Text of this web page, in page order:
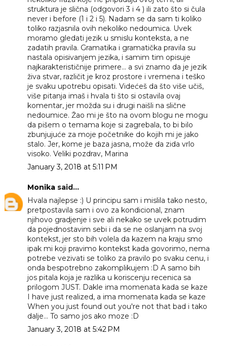
struktura je slična (odgovori 3 i 4 ) ili zato što si čula
never i before (1 i 2 i 5). Nadam se da sam ti koliko
toliko razjasnila ovih nekoliko nedoumica. Uvek
moramo gledati jezik u smislu konteksta, a ne
zadatih pravila. Gramatika i gramatička pravila su
nastala opisivanjem jezika, i samim tim opisuje
najkarakterističnije primere... a svi znamo da je jezik
živa stvar, različit je kroz prostore i vremena i teško
je svaku upotrebu opisati. Videćeš da što više učiš,
više pitanja imaš i hvala ti što si ostavila ovaj
komentar, jer možda su i drugi naišli na slične
nedoumice. Žao mi je što na ovom blogu ne mogu
da pišem o temama koje si zagrebala, to bi bilo
zbunjujuće za moje početnike do kojih mi je jako
stalo. Jer, kome je baza jasna, može da zida vrlo
visoko. Veliki pozdrav, Marina
January 3, 2018 at 5:11 PM
Monikasaid...
Hvala najlepse :) U principu sam i mislila tako nesto,
pretpostavila sam i ovo za kondicional, znam
njihovo gradjenje i sve ali nekako se uvek potrudim
da pojednostavim sebi i da se ne oslanjam na svoj
kontekst, jer sto bih volela da kazem na kraju smo
ipak mi koji pravimo kontekst kada govorimo, nema
potrebe vezivati se toliko za pravilo po svaku cenu, i
onda bespotrebno zakomplikujem :D A samo bih
jos pitala koja je razlika u koriscenju recenica sa
prilogom JUST. Dakle ima momenata kada se kaze
I have just realized, a ima momenata kada se kaze
When you just found out you're not that bad i tako
dalje... To samo jos ako moze :D
January 3, 2018 at 5:42 PM